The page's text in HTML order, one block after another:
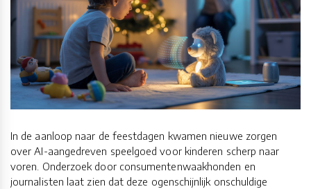
In de aanloop naar de feestdagen kwamen nieuwe zorgen
over AI-aangedreven speelgoed voor kinderen scherp naar
voren. Onderzoek door consumentenwaakhonden en
journalisten laat zien dat deze ogenschijnlijk onschuldige